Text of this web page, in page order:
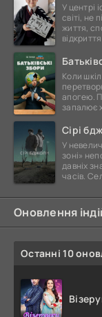
У центрі
світі, не
життя,
Коли
апогею.
запалює
Сірі
У
зоні»
давніх
часів.
Оновлення
Останні 10